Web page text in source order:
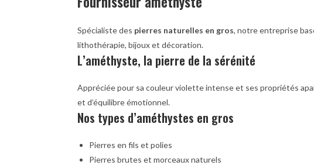
Spécialiste des pierres naturelles en gros, notre entreprise
lithothérapie, bijoux et décoration.
L’améthyste, la pierre de la sérénité
Appréciée pour sa couleur violette intense et ses propriétés
et d’équilibre émotionnel.
Nos types d’améthystes en gros
Pierres en fils et polies
Pierres brutes et morceaux naturels